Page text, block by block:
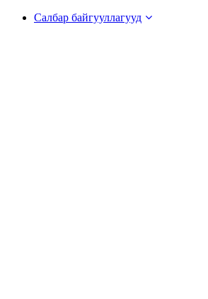
Салбар байгууллагууд